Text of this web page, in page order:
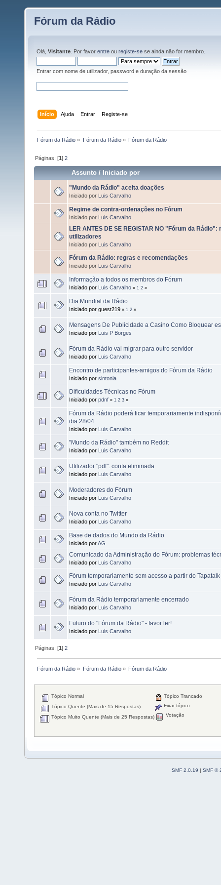
Fórum da Rádio
Olá, Visitante . Por favor entre ou registe-se se ainda não for membro.
Entrar com nome de utilizador, password e duração da sessão
Início Ajuda Entrar Registe-se
Fórum da Rádio » Fórum da Rádio» Fórum da Rádio
Páginas: [1]2
Assunto /Iniciado por
"Mundo da Rádio" aceita doações
Iniciado por Luis Carvalho
Regime de contra-ordenações no Fórum
Iniciado por Luis Carvalho
LER ANTES DE SE REGISTAR NO "Fórum da
utilizadores
Iniciado por Luis Carvalho
Fórum da Rádio: regras e recomendações
Iniciado por Luis Carvalho
Informação a todos os membros do Fórum
Iniciado por Luis Carvalho « 1 2 »
Dia Mundial da Rádio
Iniciado por guest219 « 1 2 »
Mensagens De Publicidade a Casino Como Bloquear
Iniciado por Luis P Borges
Fórum da Rádio vai migrar para outro servidor
Iniciado por Luis Carvalho
Encontro de participantes-amigos do Fórum da Rádio
Iniciado por sintonia
Dificuldades Técnicas no Fórum
Iniciado por pdnf « 1 2 3 »
Fórum da Rádio poderá ficar temporariamente
dia 28/04
Iniciado por Luis Carvalho
"Mundo da Rádio" também no Reddit
Iniciado por Luis Carvalho
Utilizador "pdf": conta eliminada
Iniciado por Luis Carvalho
Moderadores do Fórum
Iniciado por Luis Carvalho
Nova conta no Twitter
Iniciado por Luis Carvalho
Base de dados do Mundo da Rádio
Iniciado porAG
Comunicado da Administração do Fórum: problemas
Iniciado por Luis Carvalho
Fórum temporariamente sem acesso a partir do Tapatalk
Iniciado por Luis Carvalho
Fórum da Rádio temporariamente encerrado
Iniciado por Luis Carvalho
Futuro do "Fórum da Rádio" - favor ler!
Iniciado por Luis Carvalho
Páginas: [1]2
Fórum da Rádio » Fórum da Rádio» Fórum da Rádio
Tópico Normal
Tópico Quente (Mais de 15 Respostas)
Tópico Muito Quente (Mais de 25 Respostas)
Tópico Trancado
Fixar tópico
Votação
SMF 2.0.19 | SMF ©